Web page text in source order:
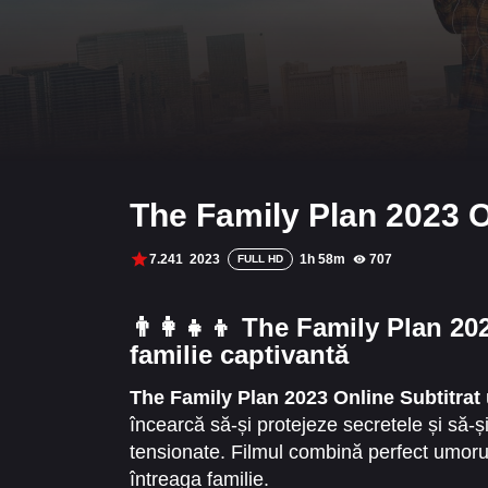
The Family Plan 2023
7.241 2023 FULL HD 1h 58m 707
👨‍👩‍👧‍👦 The Family Plan
familie captivantă
The Family Plan 2023 Online Subtitrat
încearcă să-și protejeze secretele și să-
tensionate. Filmul combină perfect
întreaga familie.